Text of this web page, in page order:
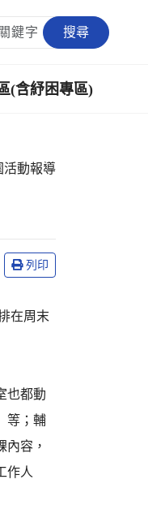
搜尋
(含紓困專區)
活動報導
列印
在周末
也都動
等；輔
容，
作人